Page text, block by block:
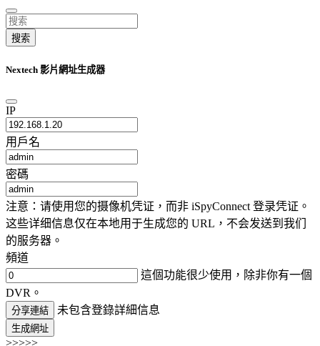
搜索
Nextech 影片網址生成器
IP
用戶名
密碼
注意：请使用您的摄像机凭证，而非 iSpyConnect 登录凭证。
这些详细信息仅在本地用于生成您的 URL，不会发送到我们
的服务器。
頻道
這個功能很少使用，除非你有一個
DVR。
分享連結 未包含登錄詳細信息
生成網址
>>>>>